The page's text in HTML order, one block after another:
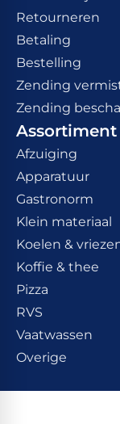
Retourneren
Betaling
Bestelling
Zending
Zending
Assortiment
Afzuiging
Apparatuur
Gastronorm
Klein materiaal
Koelen &
Koffie & thee
Pizza
RVS
Vaatwassen
Overige